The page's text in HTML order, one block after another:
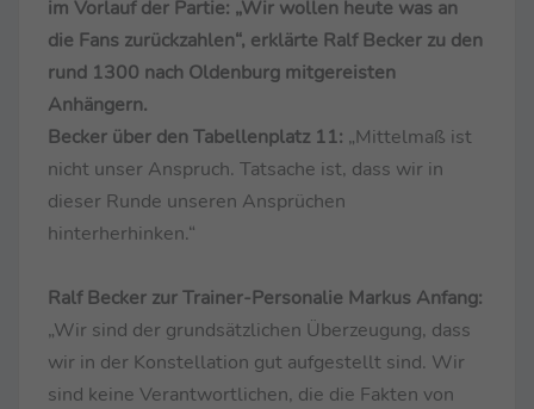
im Vorlauf der Partie: „Wir wollen heute was an
die Fans zurückzahlen“, erklärte Ralf Becker zu den
rund 1300 nach Oldenburg mitgereisten
Anhängern.
Becker über den Tabellenplatz 11: „Mittelmaß ist
nicht unser Anspruch. Tatsache ist, dass wir in
dieser Runde unseren Ansprüchen
hinterherhinken.“
Ralf Becker zur Trainer-Personalie Markus Anfang:
„Wir sind der grundsätzlichen Überzeugung, dass
wir in der Konstellation gut aufgestellt sind. Wir
sind keine Verantwortlichen, die die Fakten von